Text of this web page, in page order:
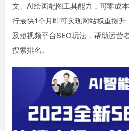
文、AI绘画配图工具能力，可零成
行最快1个月即可实现网站权重提
及短视频平台SEO玩法，帮助运营
搜索排名。